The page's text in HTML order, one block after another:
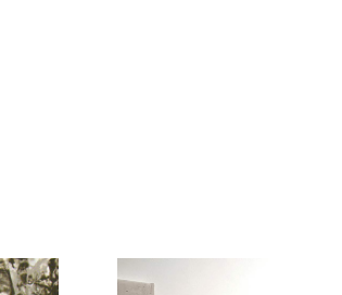
neben diesen abstrakten
ausserdem meist